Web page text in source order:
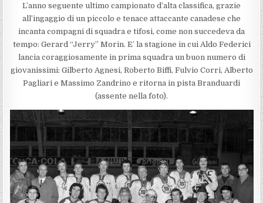
L’anno seguente ultimo campionato d’alta classifica, grazie
all’ingaggio di un piccolo e tenace attaccante canadese che
incanta compagni di squadra e tifosi, come non succedeva da
tempo: Gerard “Jerry” Morin. E’ la stagione in cui Aldo Federici
lancia coraggiosamente in prima squadra un buon numero di
giovanissimi: Gilberto Agnesi, Roberto Biffi, Fulvio Corri, Alberto
Pagliari e Massimo Zandrino e ritorna in pista Branduardi
(assente nella foto).